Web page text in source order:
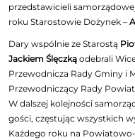
przedstawicieli
roku Starostowie Dożynek –
Dary wspólnie ze Starostą
Jackiem Ślęczkąodebrali
Przewodnicza Rady Gminy i
Przewodniczący Rady
W dalszej kolejności
gości, częstując wszystkich
Każdego roku na